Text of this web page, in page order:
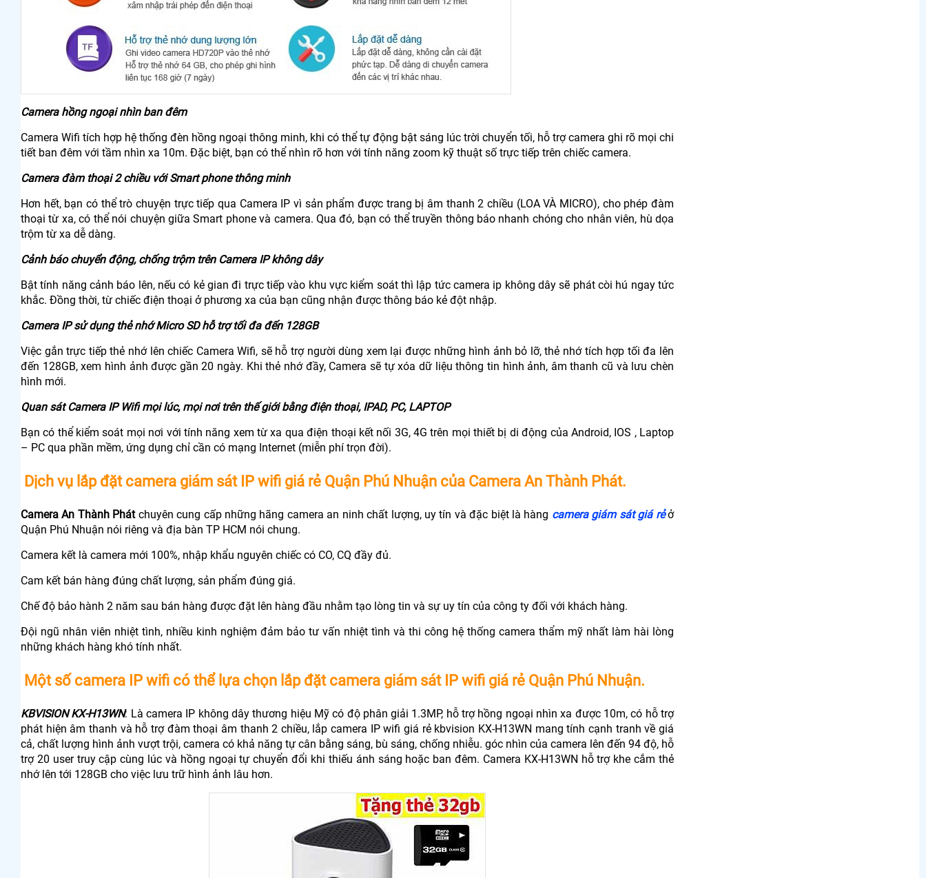
Camera hồng ngoại nhìn ban đêm
Camera Wifi tích hợp hệ thống đèn hồng ngoại thông minh, khi có thể tự động bật sáng lúc trời chuyển tối, hỗ trợ camera ghi rõ mọi chi
tiết ban đêm với tầm nhìn xa 10m. Đặc biệt, bạn có thể nhìn rõ hơn với tính năng zoom kỹ thuật số trực tiếp trên chiếc camera.
Camera đàm thoại 2 chiều với Smart phone thông minh
Hơn hết, bạn có thể trò chuyện trực tiếp qua Camera IP vì sản phẩm được trang bị âm thanh 2 chiều (LOA VÀ MICRO), cho phép đàm
thoại từ xa, có thể nói chuyện giữa Smart phone và camera. Qua đó, bạn có thể truyền thông báo nhanh chóng cho nhân viên, hù dọa
trộm từ xa dễ dàng.
Cảnh báo chuyển động, chống trộm trên Camera IP không dây
Bật tính năng cảnh báo lên, nếu có kẻ gian đi trực tiếp vào khu vực kiểm soát thì lập tức camera ip không dây sẽ phát còi hú ngay tức
khắc. Đồng thời, từ chiếc điện thoại ở phương xa của bạn cũng nhận được thông báo kẻ đột nhập.
Camera IP sử dụng thẻ nhớ Micro SD hỗ trợ tối đa đến 128GB
Việc gắn trực tiếp thẻ nhớ lên chiếc Camera Wifi, sẽ hỗ trợ người dùng xem lại được những hình ảnh bỏ lỡ, thẻ nhớ tích hợp tối đa lên
đến 128GB, xem hình ảnh được gần 20 ngày. Khi thẻ nhớ đầy, Camera sẽ tự xóa dữ liệu thông tin hình ảnh, âm thanh cũ và lưu chèn
hình mới.
Quan sát Camera IP Wifi mọi lúc, mọi nơi trên thế giới bằng điện thoại, IPAD, PC, LAPTOP
Bạn có thể kiểm soát mọi nơi với tính năng xem từ xa qua điện thoại kết nối 3G, 4G trên mọi thiết bị di động của Android, IOS , Laptop
– PC qua phần mềm, ứng dụng chỉ cần có mạng Internet (miễn phí trọn đời).
Dịch vụ lắp đặt camera giám sát IP wifi giá rẻ Quận Phú Nhuận của Camera An Thành Phát.
Camera An Thành Phátchuyên cung cấp những hãng camera an ninh chất lượng, uy tín và đặc biệt là hàng camera giám sát giá rẻở
Quận Phú Nhuận nói riêng và địa bàn TP HCM nói chung.
Camera kết là camera mới 100%, nhập khẩu nguyên chiếc có CO, CQ đầy đủ.
Cam kết bán hàng đúng chất lượng, sản phẩm đúng giá.
Chế độ bảo hành 2 năm sau bán hàng được đặt lên hàng đầu nhằm tạo lòng tin và sự uy tín của công ty đối với khách hàng.
Đội ngũ nhân viên nhiệt tình, nhiều kinh nghiệm đảm bảo tư vấn nhiệt tình và thi công hệ thống camera thẩm mỹ nhất làm hài lòng
những khách hàng khó tính nhất.
Một số camera IP wifi có thể lựa chọn lắp đặt camera giám sát IP wifi giá rẻ Quận Phú Nhuận.
KBVISION KX-H13WN: Là camera IP không dây thương hiệu Mỹ có độ phân giải 1.3MP, hỗ trợ hồng ngoại nhìn xa được 10m, có hỗ trợ
phát hiện âm thanh và hỗ trợ đàm thoại âm thanh 2 chiều, lắp camera IP wifi giá rẻ kbvision KX-H13WN mang tính cạnh tranh về giá
cả, chất lượng hình ảnh vượt trội, camera có khả năng tự cân bằng sáng, bù sáng, chống nhiễu. góc nhìn của camera lên đến 94 độ, hỗ
trợ 20 user truy cập cùng lúc và hồng ngoại tự chuyển đổi khi thiếu ánh sáng hoặc ban đêm. Camera KX-H13WN hỗ trợ khe cắm thẻ
nhớ lên tới 128GB cho việc lưu trữ hình ảnh lâu hơn.